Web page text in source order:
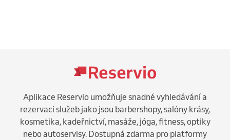
Aplikace Reservio umožňuje snadné vyhledávání a
rezervaci služeb jako jsou barbershopy, salóny krásy,
kosmetika, kadeřnictví, masáže, jóga, fitness, optiky
nebo autoservisy. Dostupná zdarma pro platformy